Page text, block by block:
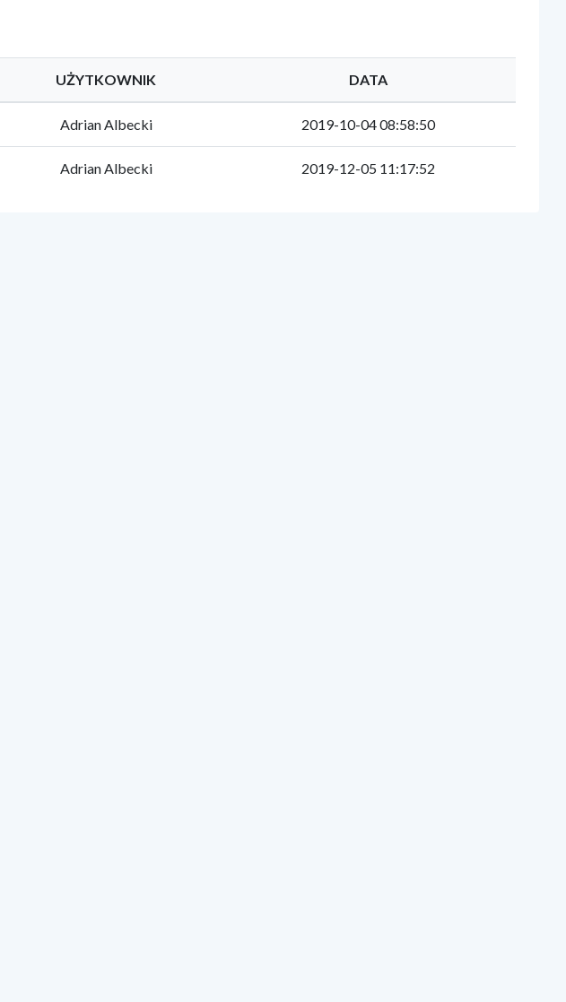
UŻYTKOWNIK DATA
Adrian Albecki 2019-10-04 08:58:50
Adrian Albecki 2019-12-05 11:17:52